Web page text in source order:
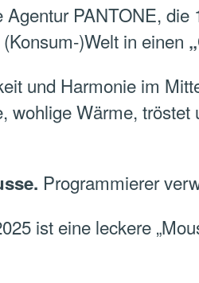
PANTONE,
)Welt in einen
und Harmonie im
wohlige Wärme,
Programmierer
ist eine leckere